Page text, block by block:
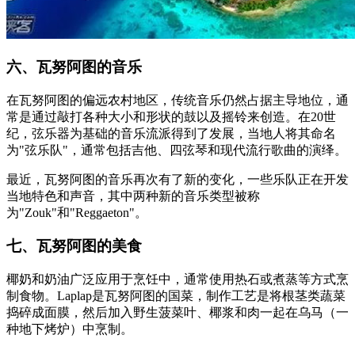
六、瓦努阿图的音乐
在瓦努阿图的偏远农村地区，传统音乐仍然占据主导地位，通
常是通过敲打各种大小和形状的鼓以及摇铃来创造。在20世
纪，弦乐器为基础的音乐流派得到了发展，当地人将其命名
为"弦乐队"，通常包括吉他、四弦琴和现代流行歌曲的演绎。
最近，瓦努阿图的音乐再次有了新的变化，一些乐队正在开发
当地特色和声音，其中两种新的音乐类型被称
为"Zouk"和"Reggaeton"。
七、瓦努阿图的美食
椰奶和奶油广泛应用于烹饪中，通常使用热石或煮蒸等方式烹
制食物。Laplap是瓦努阿图的国菜，制作工艺是将根茎类蔬菜
捣碎成面膜，然后加入野生菠菜叶、椰浆和肉一起在乌马（一
种地下烤炉）中烹制。